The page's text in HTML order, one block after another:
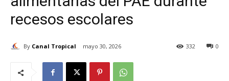
recesos escolares
By Canal Tropical mayo 30, 2026 0
332